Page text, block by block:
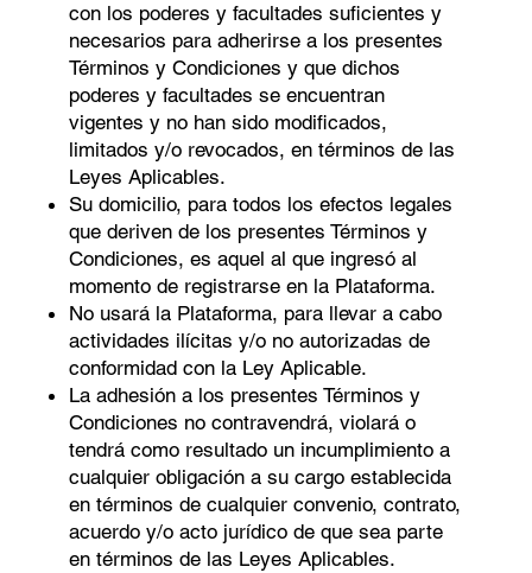
con los poderes y facultades suﬁcientes y
necesarios para adherirse a los presentes
Términos y Condiciones y que dichos
poderes y facultades se encuentran
vigentes y no han sido modiﬁcados,
limitados y/o revocados, en términos de las
Leyes Aplicables.
Su domicilio, para todos los efectos legales
que deriven de los presentes Términos y
Condiciones, es aquel al que ingresó al
momento de registrarse en la Plataforma.
No usará la Plataforma, para llevar a cabo
actividades ilícitas y/o no autorizadas de
conformidad con la Ley Aplicable.
La adhesión a los presentes Términos y
Condiciones no contravendrá, violará o
tendrá como resultado un incumplimiento a
cualquier obligación a su cargo establecida
en términos de cualquier convenio, contrato,
acuerdo y/o acto jurídico de que sea parte
en términos de las Leyes Aplicables.